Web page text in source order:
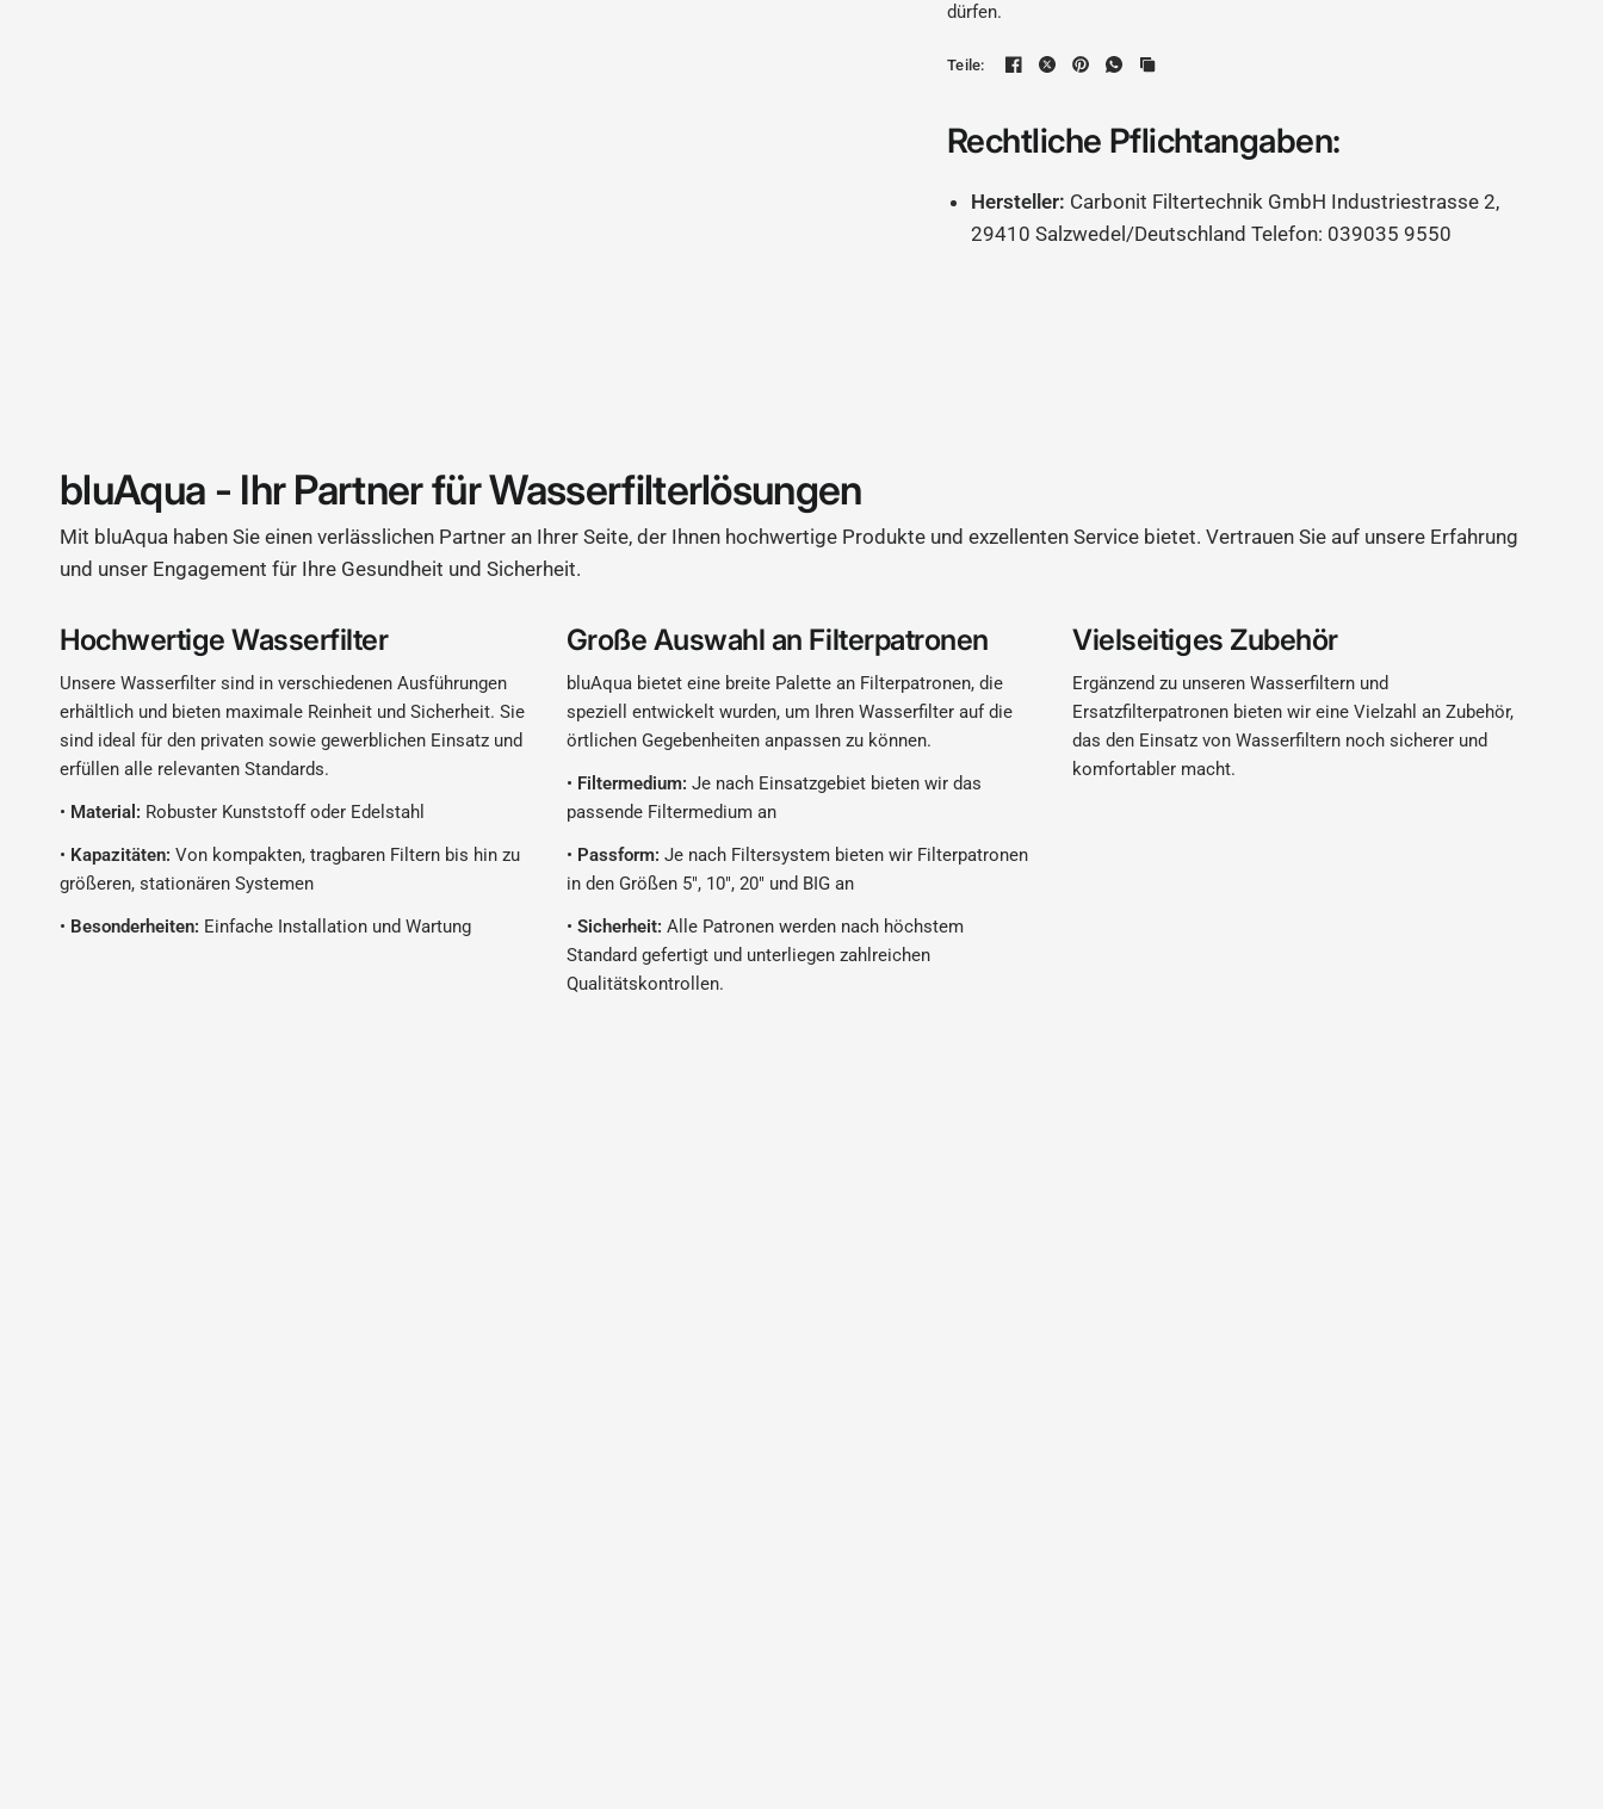
dürfen.
Teile:
Rechtliche Pflichtangaben:
Hersteller: Carbonit Filtertechnik GmbH Industriestrasse 2,
29410 Salzwedel/Deutschland Telefon: 039035 9550
bluAqua - Ihr Partner für Wasserfilterlösungen
Mit bluAqua haben Sie einen verlässlichen Partner an Ihrer Seite, der Ihnen hochwertige Produkte und exzellenten Service bietet. Vertrauen Sie auf unsere Erfahrung
und unser Engagement für Ihre Gesundheit und Sicherheit.
Hochwertige Wasserfilter
Unsere Wasserfilter sind in verschiedenen Ausführungen
erhältlich und bieten maximale Reinheit und Sicherheit. Sie
sind ideal für den privaten sowie gewerblichen Einsatz und
erfüllen alle relevanten Standards.
• Material: Robuster Kunststoff oder Edelstahl
• Kapazitäten: Von kompakten, tragbaren Filtern bis hin zu
größeren, stationären Systemen
• Besonderheiten: Einfache Installation und Wartung
Große Auswahl an Filterpatronen
bluAqua bietet eine breite Palette an Filterpatronen, die
speziell entwickelt wurden, um Ihren Wasserfilter auf die
örtlichen Gegebenheiten anpassen zu können.
• Filtermedium: Je nach Einsatzgebiet bieten wir das
passende Filtermedium an
• Passform: Je nach Filtersystem bieten wir Filterpatronen
in den Größen 5", 10", 20" und BIG an
• Sicherheit: Alle Patronen werden nach höchstem
Standard gefertigt und unterliegen zahlreichen
Qualitätskontrollen.
Vielseitiges Zubehör
Ergänzend zu unseren Wasserfiltern und
Ersatzfilterpatronen bieten wir eine Vielzahl an Zubehör,
das den Einsatz von Wasserfiltern noch sicherer und
komfortabler macht.